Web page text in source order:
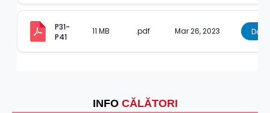
INFO CĂLĂTORI
P31-
P41
11 MB .pdf Mar 26, 2023